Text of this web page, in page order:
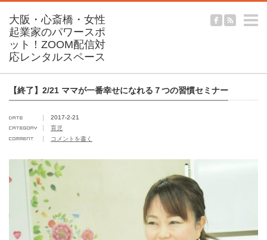
【終了】2/21 ママが一番幸せになれる７つの習慣セミナー
2017-2-21
育児
コメントを書く